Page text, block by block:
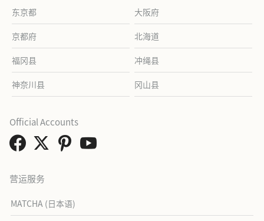
东京都 大阪府
京都府 北海道
福冈县 冲绳县
神奈川县 冈山县
营运服务
MATCHA (日本语)
Official Accounts